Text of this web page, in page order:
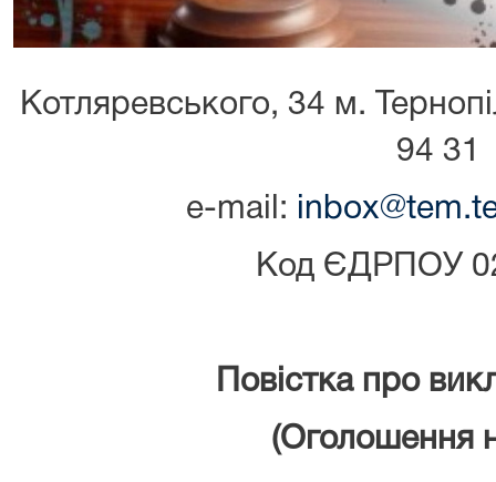
Котляревського, 34 м.
94 31
е-mail:
Код ЄДРПОУ
Повістка про
(Оголошення